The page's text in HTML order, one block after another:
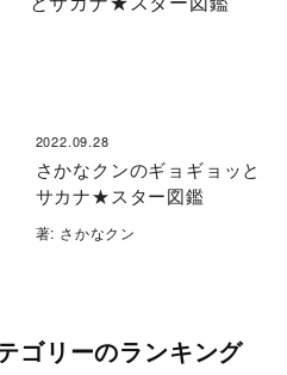
2022.09.28
さかなクンのギョギョッと
サカナ★スター図鑑
著: さかなクン
ゴリーのランキング